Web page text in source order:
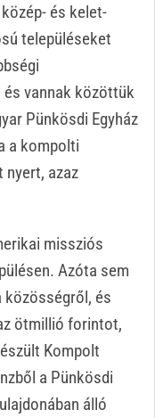
és kelet-
településeket
vannak közöttük
Pünkösdi Egyház
a kompolti
azaz
missziós
Azóta sem
közösségről, és
ötmillió forintot,
Kompolt
a Pünkösdi
álló